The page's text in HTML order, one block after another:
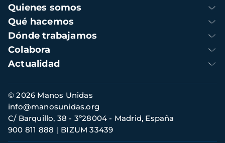
Navegación
principal
Quienes somos
Qué hacemos
Dónde trabajamos
Colabora
Actualidad
Información
de
contacto
© 2026 Manos Unidas
C/ Barquillo, 38 - 3º28004 - Madrid, España
900 811 888
BIZUM 33439
info@manosunidas.org